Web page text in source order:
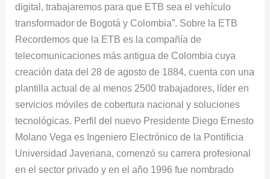
digital, trabajaremos para que ETB sea el vehículo
transformador de Bogotá y Colombia”. Sobre la ETB
Recordemos que la ETB es la compañía de
telecomunicaciones más antigua de Colombia cuya
creación data del 28 de agosto de 1884, cuenta con una
plantilla actual de al menos 2500 trabajadores, líder en
servicios móviles de cobertura nacional y soluciones
tecnológicas. Perfil del nuevo Presidente Diego Ernesto
Molano Vega es Ingeniero Electrónico de la Pontificia
Universidad Javeriana, comenzó su carrera profesional
en el sector privado y en el año 1996 fue nombrado